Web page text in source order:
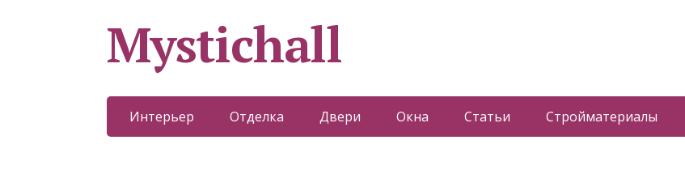
Mystichall
Интерьер Отделка Двери Окна Статьи Стройматериалы